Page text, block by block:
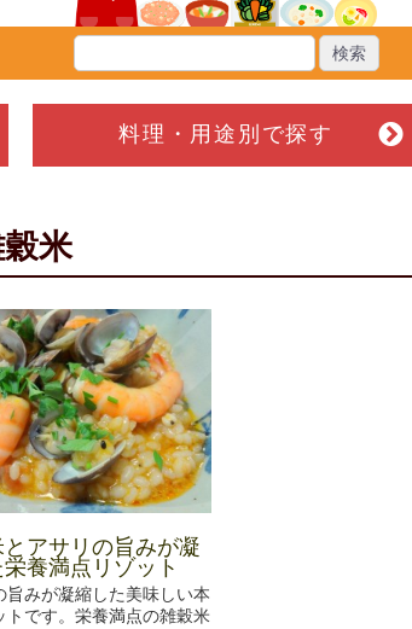
料理・用途別 で探す
米
アサリの旨みが凝
養満点リゾット
旨みが凝縮した美味しい本
トです。栄養満点の雑穀米